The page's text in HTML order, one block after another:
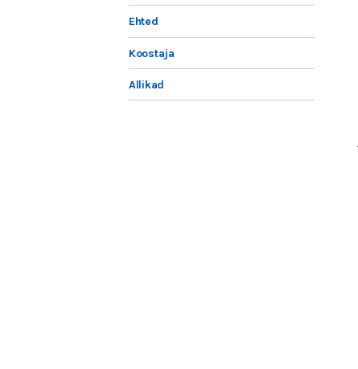
Ehted
Koostaja
Allikad